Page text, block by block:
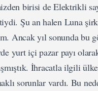
birisi de Elektrikli
Şu an halen Luna
Ancak yıl sonunda bu
yurt içi pazar payı
İhracatla ilgili
sorunlar vardı. Bu